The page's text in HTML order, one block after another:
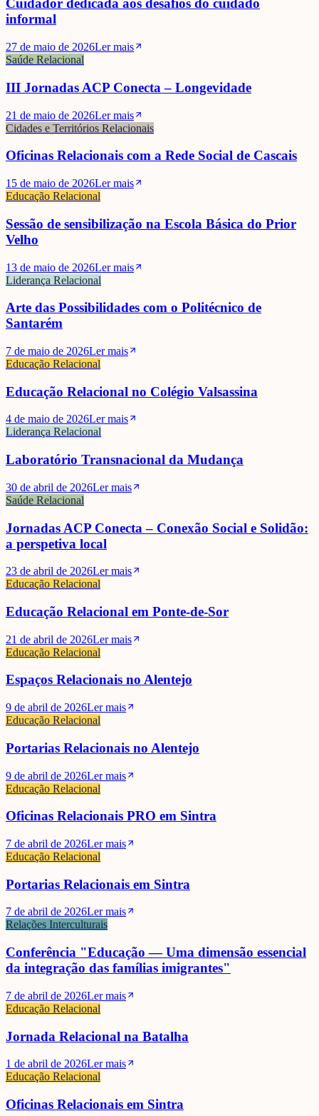
Cuidador dedicada aos desafios do cuidado
informal
27 de maio de 2026Ler mais
Saúde Relacional
III Jornadas ACP Conecta – Longevidade
21 de maio de 2026Ler mais
Cidades e Territórios Relacionais
Oficinas Relacionais com a Rede Social de Cascais
15 de maio de 2026Ler mais
Educação Relacional
Sessão de sensibilização na Escola Básica do Prior
Velho
13 de maio de 2026Ler mais
Liderança Relacional
Arte das Possibilidades com o Politécnico de
Santarém
7 de maio de 2026Ler mais
Educação Relacional
Educação Relacional no Colégio Valsassina
4 de maio de 2026Ler mais
Liderança Relacional
Laboratório Transnacional da Mudança
30 de abril de 2026Ler mais
Saúde Relacional
Jornadas ACP Conecta – Conexão Social e Solidão:
a perspetiva local
23 de abril de 2026Ler mais
Educação Relacional
Educação Relacional em Ponte-de-Sor
21 de abril de 2026Ler mais
Educação Relacional
Espaços Relacionais no Alentejo
9 de abril de 2026Ler mais
Educação Relacional
Portarias Relacionais no Alentejo
9 de abril de 2026Ler mais
Educação Relacional
Oficinas Relacionais PRO em Sintra
7 de abril de 2026Ler mais
Educação Relacional
Portarias Relacionais em Sintra
7 de abril de 2026Ler mais
Relações Interculturais
Conferência "Educação — Uma dimensão essencial
da integração das famílias imigrantes"
7 de abril de 2026Ler mais
Educação Relacional
Jornada Relacional na Batalha
1 de abril de 2026Ler mais
Educação Relacional
Oficinas Relacionais em Sintra